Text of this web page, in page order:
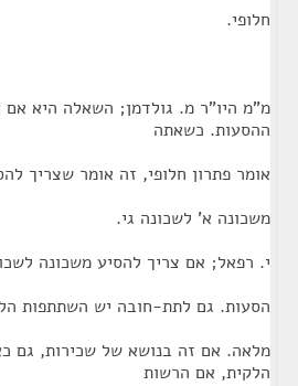
חלופי.
מ"מ היו"ר מ. גולדמן; השאלה היא
ההסעות. כשאתה
אומר פתרון חלופי, זה אומר שצריך
משכונה א' לשכונה גי.
י. רפאל; אם צריך להסיע משכונה
הסעות. גם לתת-חובה יש השתתפות
מלאה. אם זה בנושא של שכירות, גם
הלקית, אם הרשות